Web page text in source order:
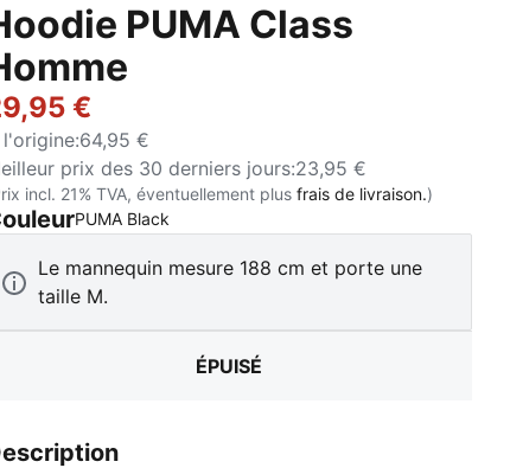
PUMA Class
€
l'origine:64,95 €
prix des 30 derniers jours:23,95 €
incl. 21% TVA, éventuellement plusfrais de livraison.)
PUMA Black
Le mannequin mesure 188 cm et porte une
taille M.
ÉPUISÉ